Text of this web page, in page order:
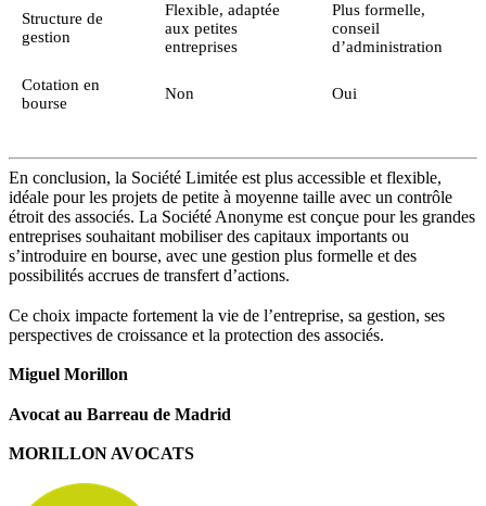
Structure de
gestion
Flexible, adaptée
aux petites
entreprises
Plus formelle,
conseil
d’administration
Cotation en
bourse
Non Oui
En conclusion, la Société Limitée est plus accessible et flexible,
idéale pour les projets de petite à moyenne taille avec un contrôle
étroit des associés. La Société Anonyme est conçue pour les grandes
entreprises souhaitant mobiliser des capitaux importants ou
s’introduire en bourse, avec une gestion plus formelle et des
possibilités accrues de transfert d’actions.
Ce choix impacte fortement la vie de l’entreprise, sa gestion, ses
perspectives de croissance et la protection des associés.
Miguel Morillon
Avocat au Barreau de Madrid
MORILLON AVOCATS